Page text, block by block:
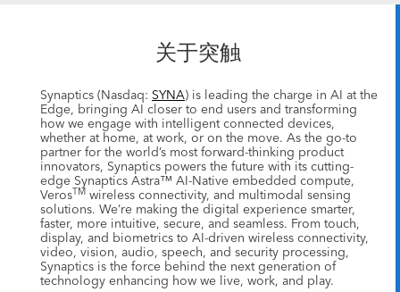
关于突触
Synaptics (Nasdaq: SYNA) is leading the charge in AI at the
Edge, bringing AI closer to end users and transforming
how we engage with intelligent connected devices,
whether at home, at work, or on the move. As the go-to
partner for the world’s most forward-thinking product
innovators, Synaptics powers the future with its cutting-
edge Synaptics Astra™ AI-Native embedded compute,
VerosTM wireless connectivity, and multimodal sensing
solutions. We’re making the digital experience smarter,
faster, more intuitive, secure, and seamless. From touch,
display, and biometrics to AI-driven wireless connectivity,
video, vision, audio, speech, and security processing,
Synaptics is the force behind the next generation of
technology enhancing how we live, work, and play.